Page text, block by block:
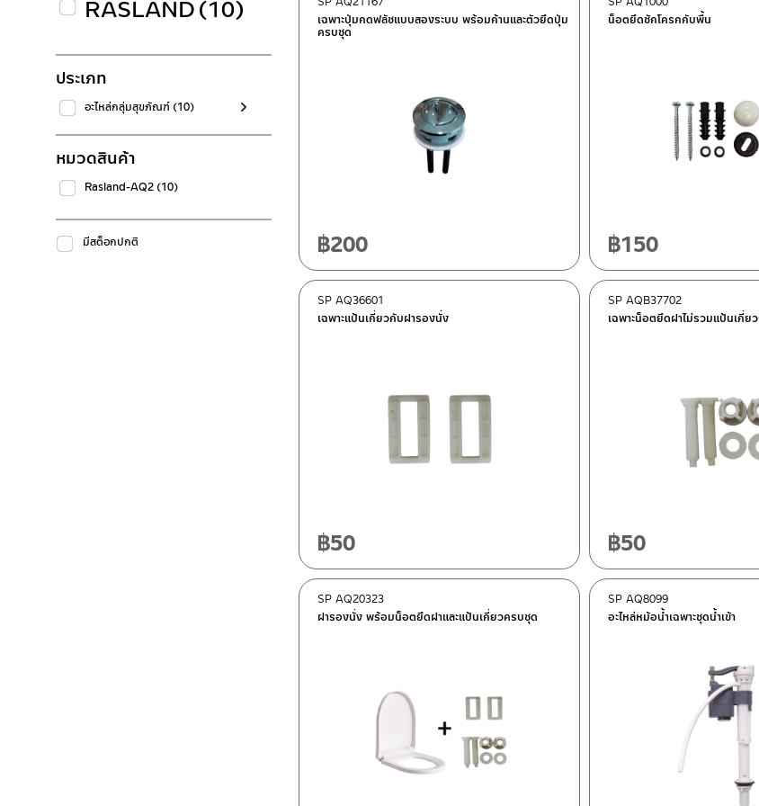
เฉพาะปุ่มกดฟลัชแบบสองระบบ พร้อมก้านและตัวยึดปุ่ม
ครบชุด
฿200
น็อตยึดชักโครกกับพื้น
฿150
เฉพาะแป้นเกี่ยวกับฝารองนั่ง
SP AQ36601
฿50
เฉพาะน็อตยึดฝาไม่รวมแป้นเกี่ยว
SP AQB37702
฿50
ฝารองนั่ง พร้อมน็อตยึดฝาและแป้นเกี่ยวครบชุด
SP AQ20323
อะไหล่หม้อน้ำเฉพาะชุดน้ำเข้า
SP AQ8099
RASLAND(10)
ประเภท
อะไหล่กลุ่มสุขภัณฑ์ (10)
หมวดสินค้า
Rasland-AQ2 (10)
มีสต็อกปกติ